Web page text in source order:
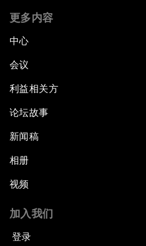
更多内容
中心
会议
利益相关方
论坛故事
新闻稿
相册
视频
加入我们
登录